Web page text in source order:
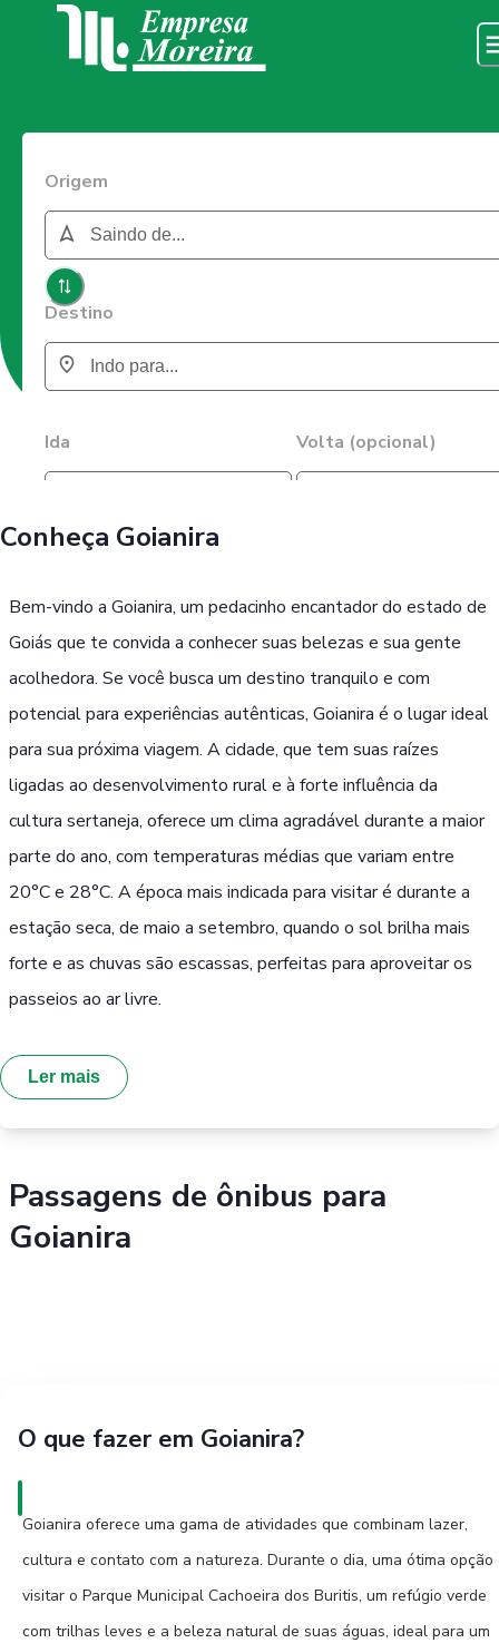
Origem
Destino
Ida Volta (opcional)
Conheça Goianira
Bem-vindo a Goianira, um pedacinho encantador do estado de
Goiás que te convida a conhecer suas belezas e sua gente
acolhedora. Se você busca um destino tranquilo e com
potencial para experiências autênticas, Goianira é o lugar ideal
para sua próxima viagem. A cidade, que tem suas raízes
ligadas ao desenvolvimento rural e à forte influência da
cultura sertaneja, oferece um clima agradável durante a maior
parte do ano, com temperaturas médias que variam entre
20°C e 28°C. A época mais indicada para visitar é durante a
estação seca, de maio a setembro, quando o sol brilha mais
forte e as chuvas são escassas, perfeitas para aproveitar os
passeios ao ar livre.
Ler mais
Passagens de ônibus para
Goianira
O que fazer em Goianira?
Goianira oferece uma gama de atividades que combinam lazer,
cultura e contato com a natureza. Durante o dia, uma ótima opção
visitar o Parque Municipal Cachoeira dos Buritis, um refúgio verde
com trilhas leves e a beleza natural de suas águas, ideal para um